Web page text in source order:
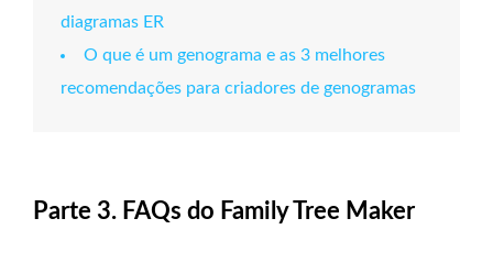
diagramas ER
O que é um genograma e as 3 melhores
recomendações para criadores de genogramas
Parte 3. FAQs do Family Tree Maker